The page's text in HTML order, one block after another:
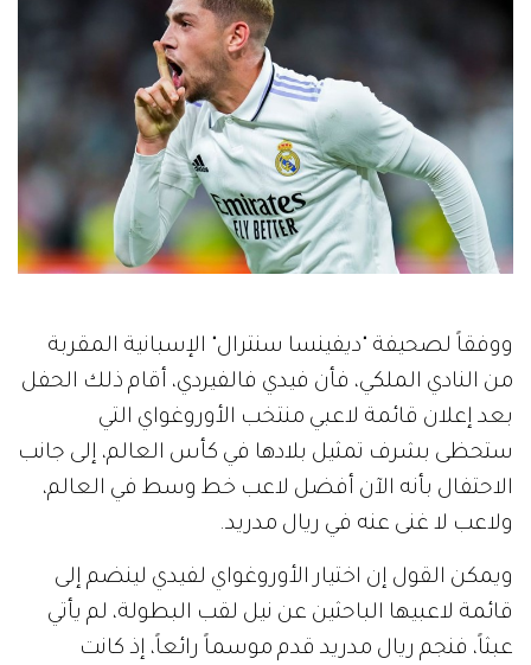
ووفقاً لصحيفة "ديفينسا سنترال" الإسبانية المقربة
من النادي الملكي، فأن فيدي فالفيردي، أقام ذلك الحفل
بعد إعلان قائمة لاعبي منتخب الأوروغواي التي
ستحظى بشرف تمثيل بلادها في كأس العالم، إلى جانب
الاحتفال بأنه الآن أفضل لاعب خط وسط في العالم،
ولاعب لا غنى عنه في ريال مدريد.
ويمكن القول إن اختيار الأوروغواي لفيدي لينضم إلى
قائمة لاعبيها الباحثين عن نيل لقب البطولة، لم يأتي
عبثاً، فنجم ريال مدريد قدم موسماً رائعاً، إذ كانت